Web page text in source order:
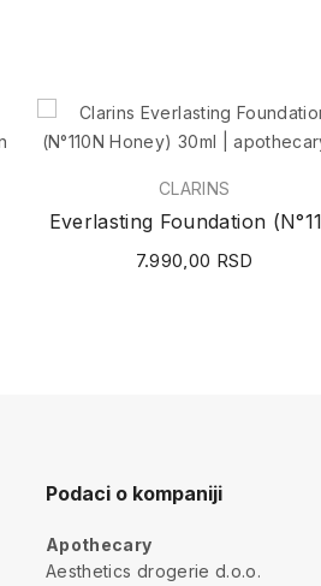
CLARINS
7.990,00 RSD
Podaci o kompaniji
Apothecary
Aesthetics drogerie d.o.o.